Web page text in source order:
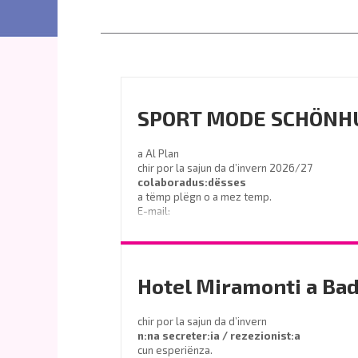
SPORT MODE
a Al Plan
chir por la sajun da d’invern 2026/27
colaboradus:dësses
a tëmp plëgn o a mez temp.
E-mail:
Hotel Miramonti a
chir por la sajun da d’invern
n:na secreter:ia / rezezionist:a
cun esperiënza.